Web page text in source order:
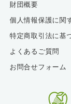
財団概要
個人情報保護に関
特定商取引法に基
よくあるご質問
お問合せフォーム